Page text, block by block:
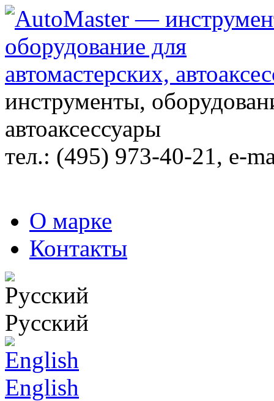
инструменты,
автоаксессуары
тел.: (495) 973-40-21, e-
О марке
Контакты
Русский
English